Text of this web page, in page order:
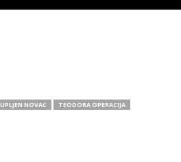
NOVAC TEODORA OPERACIJA